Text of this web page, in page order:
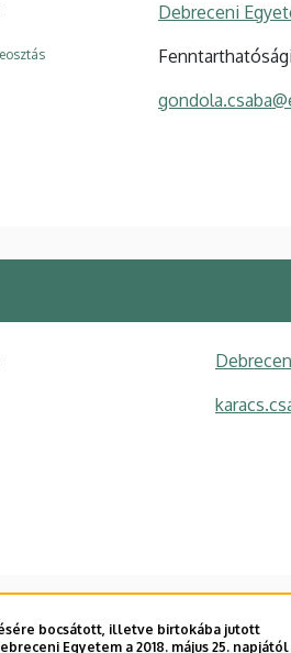
Debreceni
bocsátott, illetve birtokába jutott
Egyetem a 2018. május 25. napjától